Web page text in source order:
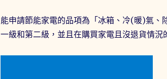
能申請節能家電的品項為「冰箱、冷(暖)氣、
一級和第二級，並且在購買家電且沒退貨情況